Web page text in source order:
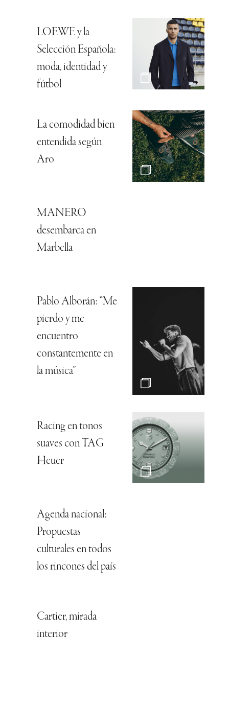
LOEWE y la
Selección Española:
moda, identidad y
fútbol
La comodidad bien
entendida según
Aro
MANERO
desembarca en
Marbella
Pablo Alborán: “Me
pierdo y me
encuentro
constantemente en
la música”
Racing en tonos
suaves con TAG
Heuer
Agenda nacional:
Propuestas
culturales en todos
los rincones del país
Cartier, mirada
interior